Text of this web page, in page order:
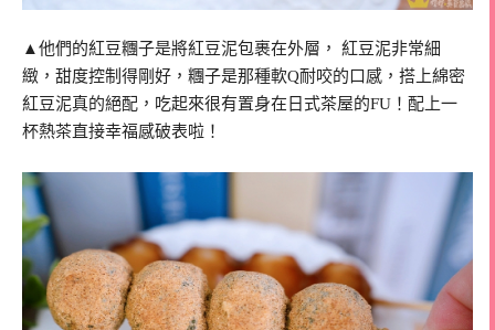
▲他們的紅豆糰子是將紅豆泥包裹在外層， 紅豆泥非常細
緻，甜度控制得剛好，糰子是那種軟Q耐咬的口感，搭上綿密
紅豆泥真的絕配，吃起來很有置身在日式茶屋的FU！配上一
杯熱茶直接幸福感破表啦！